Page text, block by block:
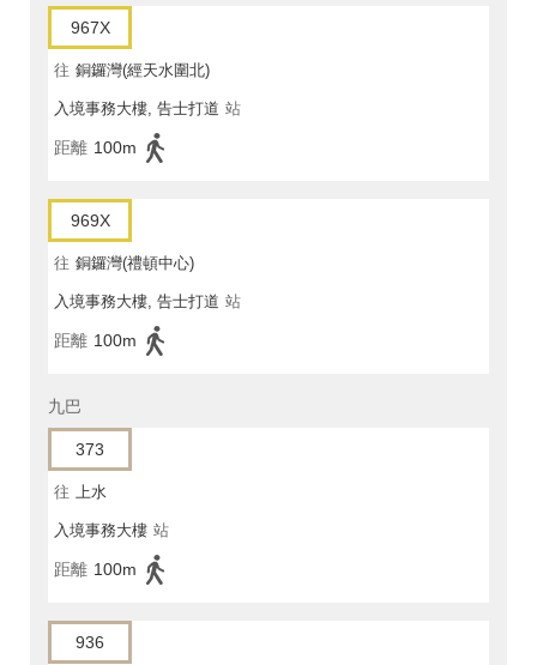
967X
往 銅鑼灣(經天水圍北)
入境事務大樓, 告士打道 站
距離 100m
969X
往 銅鑼灣(禮頓中心)
入境事務大樓, 告士打道 站
距離 100m
九巴
373
往 上水
入境事務大樓 站
距離 100m
936